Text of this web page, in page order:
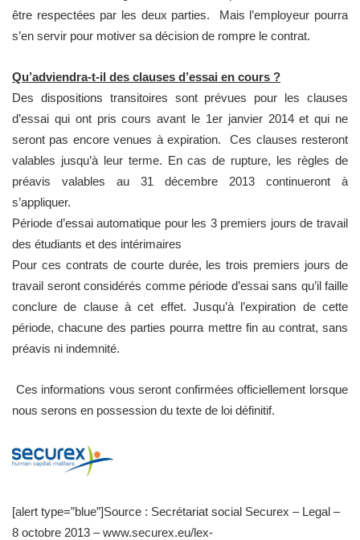
être respectées par les deux parties. Mais l’employeur pourra
s’en servir pour motiver sa décision de rompre le contrat.
Qu’adviendra-t-il des clauses d’essai en cours ?
Des dispositions transitoires sont prévues pour les clauses
d’essai qui ont pris cours avant le 1er janvier 2014 et qui ne
seront pas encore venues à expiration. Ces clauses resteront
valables jusqu’à leur terme. En cas de rupture, les règles de
préavis valables au 31 décembre 2013 continueront à
s’appliquer.
Période d’essai automatique pour les 3 premiers jours de travail
des étudiants et des intérimaires
Pour ces contrats de courte durée, les trois premiers jours de
travail seront considérés comme période d’essai sans qu’il faille
conclure de clause à cet effet. Jusqu’à l’expiration de cette
période, chacune des parties pourra mettre fin au contrat, sans
préavis ni indemnité.
Ces informations vous seront confirmées officiellement lorsque
nous serons en possession du texte de loi définitif.
[alert type=”blue”]Source : Secrétariat social Securex – Legal –
8 octobre 2013 – www.securex.eu/lex-